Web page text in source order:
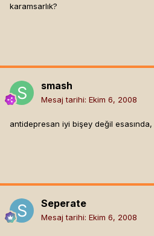
karamsarlık?
smash
Mesaj tarihi: Ekim 6, 2008
antidepresan iyi bişey değil
Seperate
Mesaj tarihi: Ekim 6, 2008